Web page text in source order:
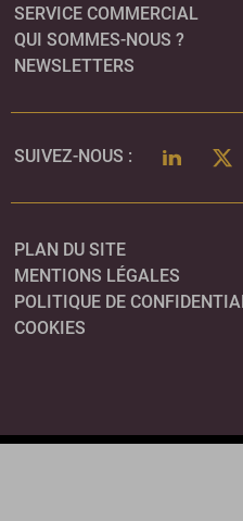
SERVICE COMMERCIAL
QUI SOMMES-NOUS ?
NEWSLETTERS
SUIVEZ-NOUS : LINKEDIN
PLAN DU SITE
MENTIONS LÉGALES
POLITIQUE DE
COOKIES